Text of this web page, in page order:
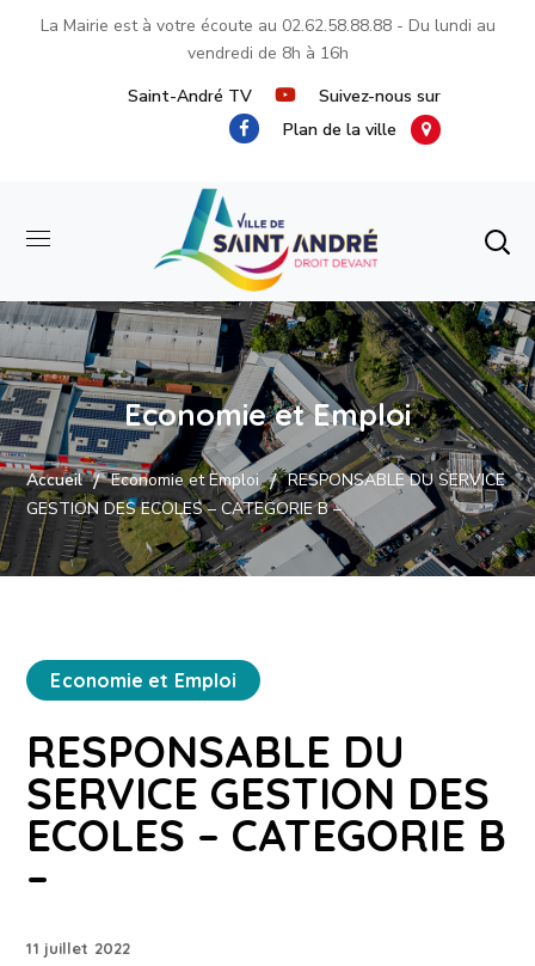
La Mairie est à votre écoute au 02.62.58.88.88- Du lundi au
vendredi de 8h à 16h
Saint-André TV
Suivez-nous sur
Plan de la ville
Economie et Emploi
Accueil Economie et Emploi
RESPONSABLE DU SERVICE
GESTION DES ECOLES – CATEGORIE B –
Economie et Emploi
RESPONSABLE DU
SERVICE GESTION DES
ECOLES – CATEGORIE B
–
11 juillet 2022